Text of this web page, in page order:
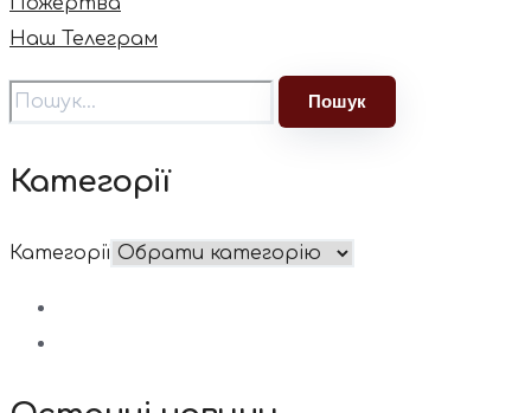
Наш Телеграм
Категорії
Категорії